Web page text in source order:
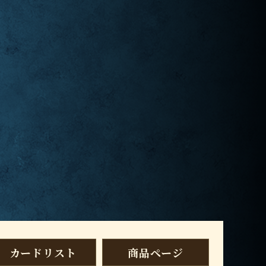
カードリスト 商品ページ